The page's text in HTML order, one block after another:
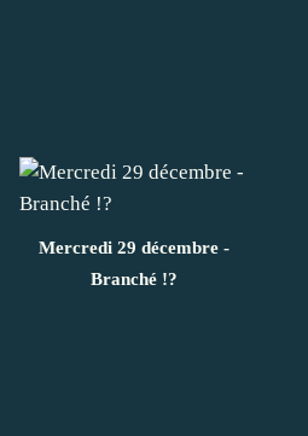
Mercredi 29 décembre -
Branché !?